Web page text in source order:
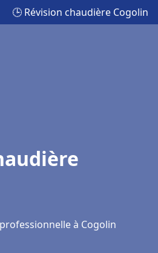
🕒 Révision chaudière Cogolin
à Cogolin